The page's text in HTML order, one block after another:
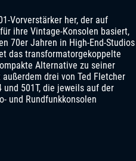
Vorverstärker her, der auf
ihre Vintage-Konsolen basiert,
70er Jahren in High-End-Studios
das transformatorgekoppelte
Alternative zu seiner
drei von Ted Fletcher
501T, die jeweils auf der
und Rundfunkkonsolen